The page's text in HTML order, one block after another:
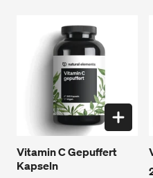
Vitamin C Gepuffert
Kapseln